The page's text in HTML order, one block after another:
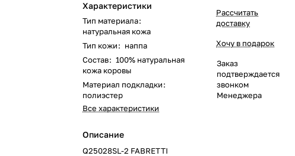
Характеристики
Тип материала:
натуральная кожа
Тип кожи: наппа
Состав: 100% натуральная
кожа коровы
Материал подкладки:
полиэстер
Все характеристики
Описание
Q25028SL-2 FABRETTI
Рассчитать
доставку
Хочу в подарок
Заказ
подтверждается
звонком
Менеджера